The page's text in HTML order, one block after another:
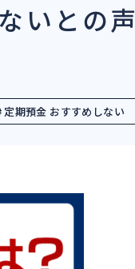
いとの声
定期預金 おすすめしない